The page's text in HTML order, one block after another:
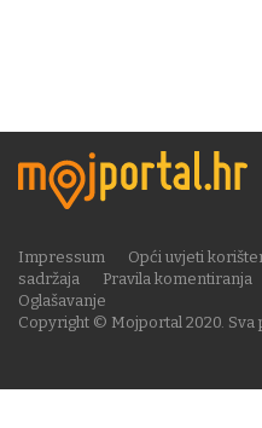
Copyright © Mojportal 2020. Sva
Impressum Opći uvjeti
sadržaja
Pravila komentiranja
Oglašavanje